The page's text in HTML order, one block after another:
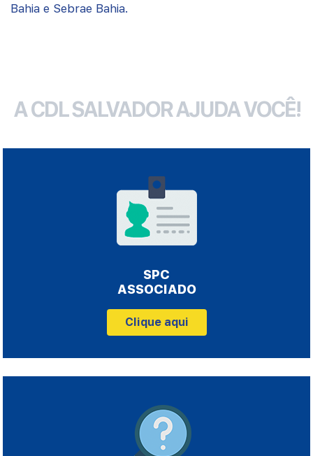
Bahia e Sebrae Bahia.
A CDL SALVADOR AJUDA VOCÊ!
SPC
ASSOCIADO
Clique aqui